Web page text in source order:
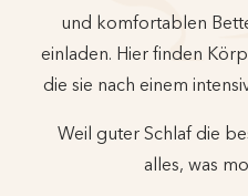
und komfortablen
einladen. Hier finden
die sie nach einem
Weil guter Schlaf die
alles, was